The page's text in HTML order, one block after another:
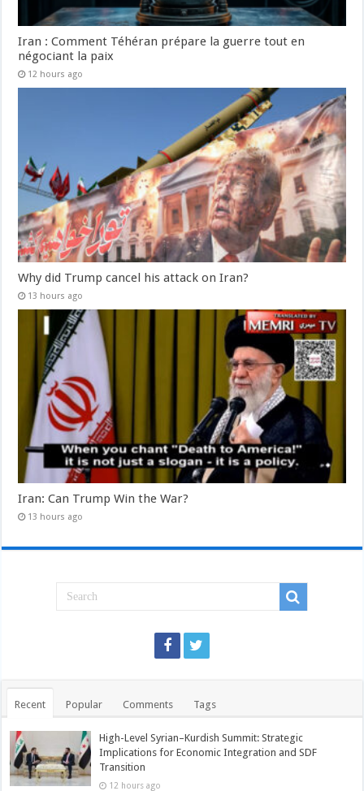
Iran : Comment Téhéran prépare la guerre tout en
négociant la paix
12 hours ago
Why did Trump cancel his attack on Iran?
13 hours ago
Iran: Can Trump Win the War?
13 hours ago
Recent Popular Comments Tags
High-Level Syrian–Kurdish Summit: Strategic
Implications for Economic Integration and SDF
Transition
12 hours ago